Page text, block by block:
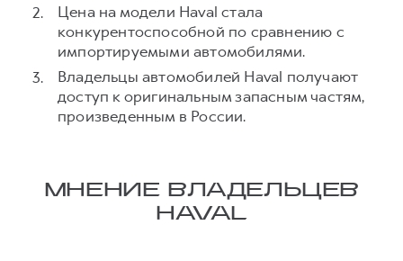
Цена на модели Haval стала
конкурентоспособной по сравнению с
импортируемыми автомобилями.
Владельцы автомобилей Haval получают
доступ к оригинальным запасным частям,
произведенным в России.
МНЕНИЕ ВЛАДЕЛЬЦЕВ
HAVAL